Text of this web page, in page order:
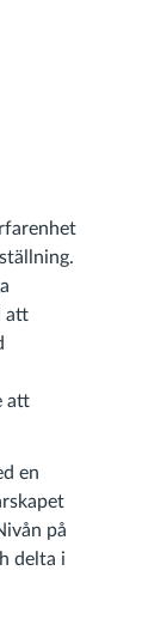
att
att
en
på
delta i